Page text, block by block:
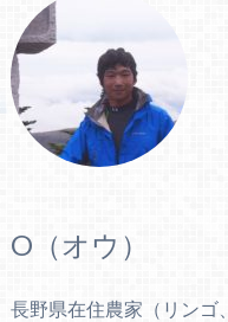
O（オウ）
長野県在住農家（リンゴ